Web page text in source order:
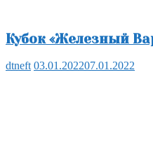
Кубок «Железный
dtneft 03.01.202207.01.2022